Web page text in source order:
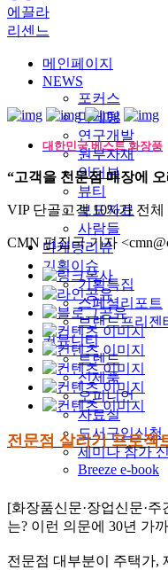
에끌라
리센느
메인페이지
NEWS
포커스
마케팅
연구개발
원부자재
인터뷰
뷰티
보도자료
사람들
마케팅리뷰
기획이슈
기획특집
스페셜리포트
브랜드프리젠
커뮤니티
트렌드
신제품
오피니언
자료실
도서구입신청
세미나 참가
Breeze e-book
대한민국 베스트 화장품
“고객을 전문점 매장에
VIP 단골고객 10%가 전
CMN 편집국 기자
전문점 살리기 프로젝
[화장품신문·장업신문·
는? 이런 의문에 30년 가
전문점 대부분이 주택가,